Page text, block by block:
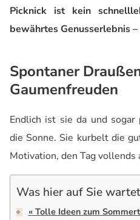
Picknick ist kein
bewährtes Genusserlebnis
Spontaner
Gaumenfreuden
Endlich ist sie da und sogar
die Sonne. Sie kurbelt die
Motivation, den Tag vollends
Was hier auf Sie wartet
« Tolle Ideen zum